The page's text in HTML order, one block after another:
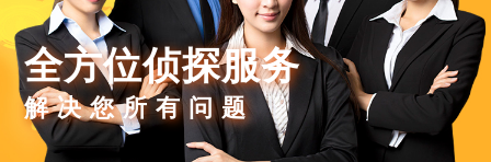
全方位侦探服务
解决您所有问题